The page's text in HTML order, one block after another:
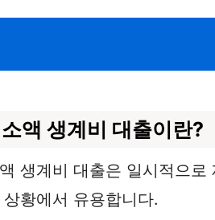
소액 생계비 대출이란?
생계비 대출은 일시적으
상황에서 유용합니다.